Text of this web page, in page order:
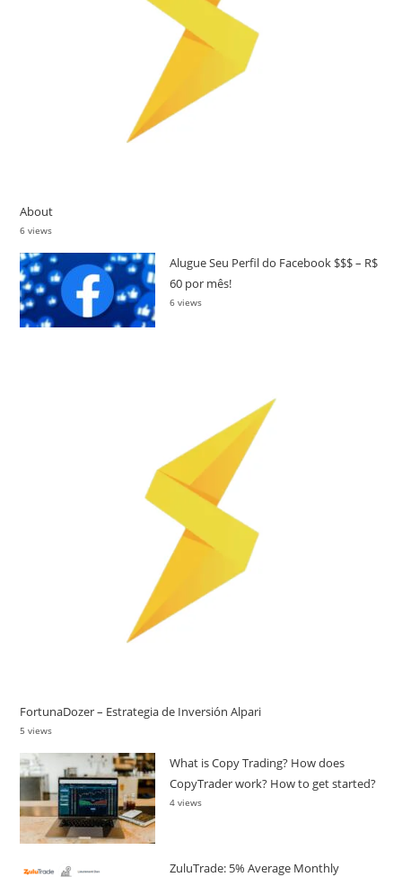
About
6 views
Alugue Seu Perfil do Facebook $$$ – R$
60 por mês!
6 views
FortunaDozer – Estrategia de Inversión Alpari
5 views
What is Copy Trading? How does
CopyTrader work? How to get started?
4 views
ZuluTrade: 5% Average Monthly